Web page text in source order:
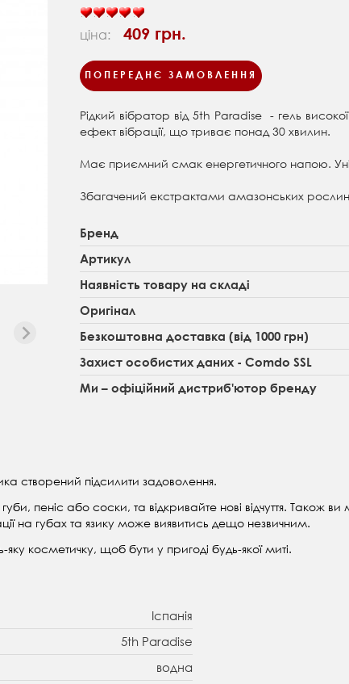
ціна: 409 грн.
ПОПЕРЕДНЄ ЗАМОВЛЕННЯ
Рідкий вібратор від 5th Paradise - гель
ефект вібрації, що триває понад 30 хвилин.
Має приємний смак енергетичного напою.
Збагачений екстрактами амазонських
Бренд
Артикул
Наявність товару на складі
Оригінал
Безкоштовна доставка (від 1000 грн)
Захист особистих даних - Comdo SSL
Ми – офіційний дистриб'ютор бренду
створений підсилити задоволення.
губи, пеніс або соски, та відкривайте нові відчуття.
на губах та язику може виявитись дещо незвичним.
косметичку, щоб бути у пригоді будь-якої миті.
Іспанія
5th Paradise
водна